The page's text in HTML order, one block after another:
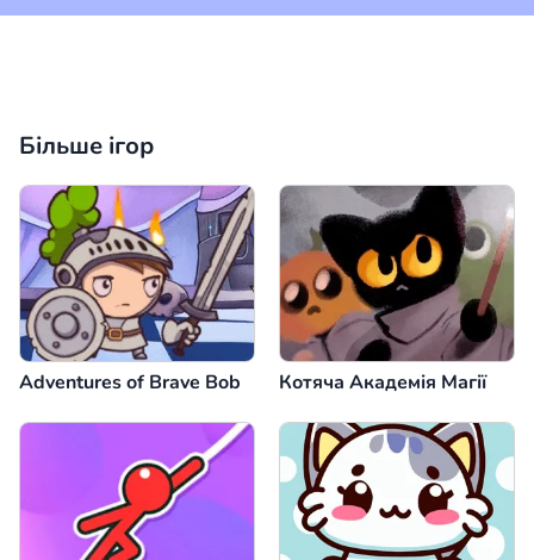
Більше ігор
Adventures of Brave Bob Котяча Академія Магії